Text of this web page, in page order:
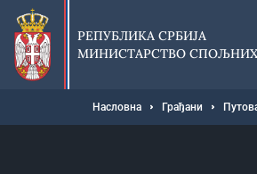
Прескочи
главни
део
садржаја
РЕПУБЛИКА СРБИЈА
МИНИСТАРСТВО
Мрвице
Насловна Грађани